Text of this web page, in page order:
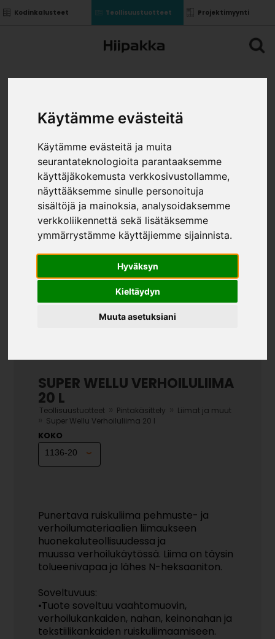
Käytämme evästeitä
Käytämme evästeitä ja muita
seurantateknologioita parantaaksemme
käyttäjäkokemusta verkkosivustollamme,
näyttääksemme sinulle personoituja
sisältöjä ja mainoksia, analysoidaksemme
verkkoliikennettä sekä lisätäksemme
ymmärrystämme käyttäjiemme sijainnista.
Hyväksyn
Kieltäydyn
Muuta asetuksiani
Kodinkalusteet Teollisuustuotteet Projektimyynti
SUPER WELLU VERHOILULIIMA
20 L
Teollisuustuotteet Pintakäsittely Liimat ja muut
Super Wellu Verhoiluliima 20 l
KOKO
Punertava ruiskuliima pehmuste- ja
verhoilumateriaalien liimaukseen
huonekaluteollisuudessa ja
muussa verhoilukäytössä. Liima on täysin
tolueenivapaa ja lähes N-heksaaniton.
Soveltuvuus:
•Tuote soveltuu vaahtomuovin,
verhoilukankaiden, nahan, keinonahan ja
tekstiilikankaiden ruiskuliimaamiseen.